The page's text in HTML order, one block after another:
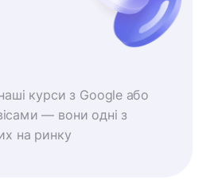
курси з Google або
— вони одні з
на ринку